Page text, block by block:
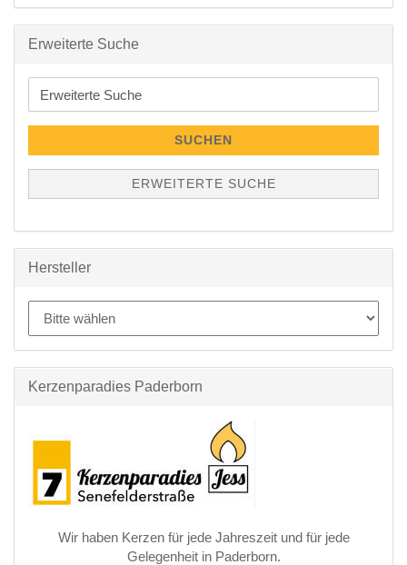
Erweiterte Suche
Suche
SUCHEN
ERWEITERTE SUCHE
Hersteller
Kerzenparadies Paderborn
Wir haben Kerzen für jede Jahreszeit und für jede
Gelegenheit in Paderborn.